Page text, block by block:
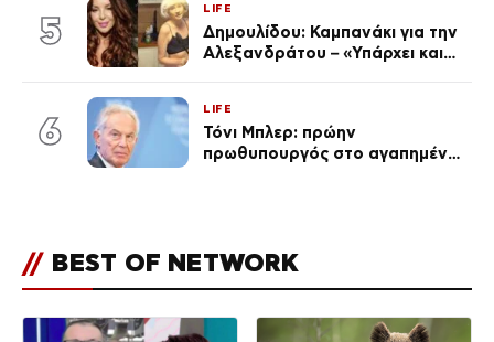
5
LIFE
Δημουλίδου: Καμπανάκι για την
Αλεξανδράτου – «Υπάρχει και
6
LIFE
Τόνι Μπλερ: πρώην
πρωθυπουργός στο αγαπημένο
// BEST OF NETWORK